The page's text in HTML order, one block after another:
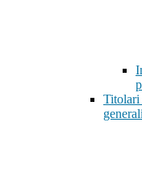
Titolari